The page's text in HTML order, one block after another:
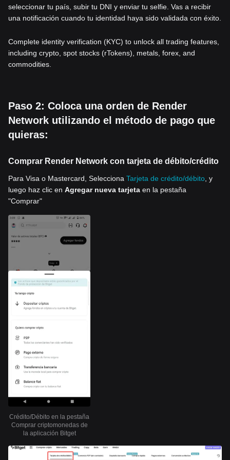
seleccionar tu país, subir tu DNI y enviar tu selfie. Vas a recibir
una notificación cuando tu identidad haya sido validada con éxito.
Complete identity verification (KYC) to unlock all trading features,
including crypto, spot stocks (rTokens), metals, forex, and
commodities.
Paso 2: Coloca una orden de Render
Network utilizando el método de pago que
quieras:
Comprar Render Network con tarjeta de débito/crédito
Para Visa o Mastercard, Selecciona Tarjeta de crédito/débito , y
luego haz clic en Agregar nueva tarjeta en la pestaña
"Comprar"
Crédito/Débito en la pestaña
Comprar criptomonedas de
la aplicación Bitget